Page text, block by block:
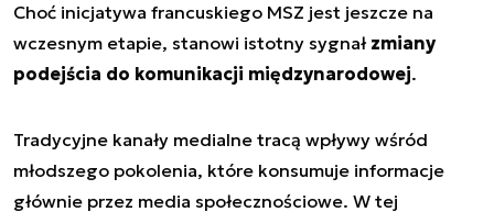
Choć inicjatywa francuskiego MSZ jest jeszcze na
wczesnym etapie, stanowi istotny sygnał zmiany
podejścia do komunikacji międzynarodowej.
Tradycyjne kanały medialne tracą wpływy wśród
młodszego pokolenia, które konsumuje informacje
głównie przez media społecznościowe. W tej